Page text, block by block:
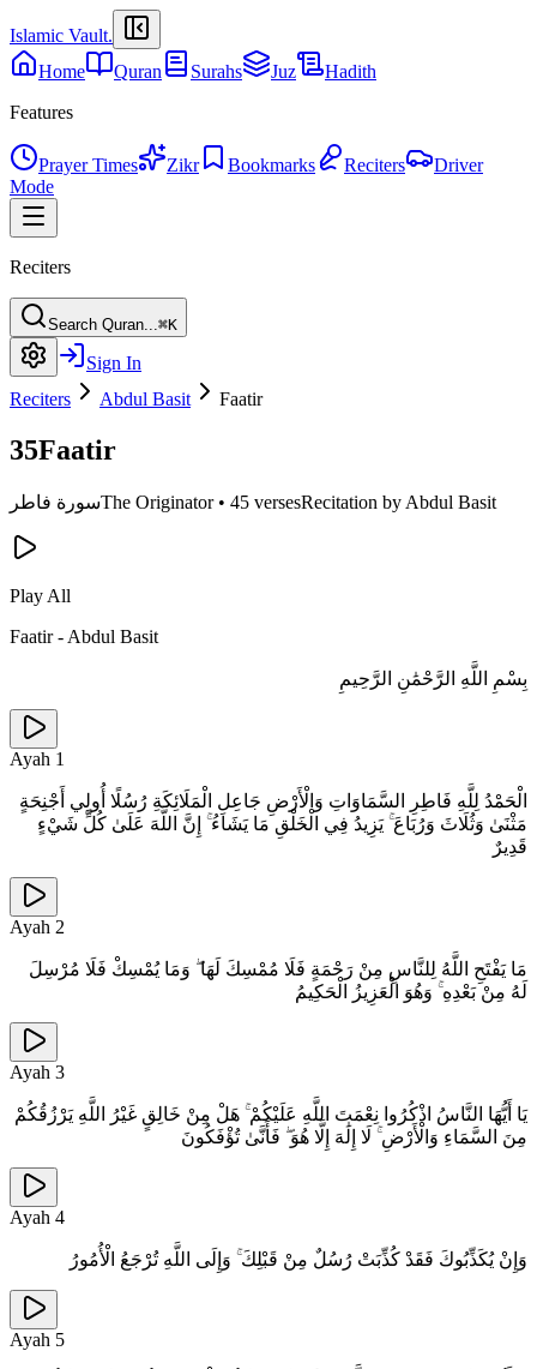
Islamic Vault.
Home
Quran Surahs Juz
Hadith
Features
Prayer Times Zikr Bookmarks Reciters
Driver
Mode
Reciters
Search Quran...⌘K
Sign In
Reciters
Abdul Basit Faatir
35Faatir
سورة فاطرThe Originator• 45 versesRecitation by Abdul Basit
Play All
Faatir- Abdul Basit
بِسْمِ اللَّهِ الرَّحْمَٰنِ الرَّحِيمِ
Ayah 1
الْحَمْدُ لِلَّهِ فَاطِرِ السَّمَاوَاتِ وَالْأَرْضِ جَاعِلِ الْمَلَائِكَةِ رُسُلًا أُولِي أَجْنِحَةٍ
مَثْنَىٰ وَثُلَاثَ وَرُبَاعَ ۚ يَزِيدُ فِي الْخَلْقِ مَا يَشَاءُ ۚ إِنَّ اللَّهَ عَلَىٰ كُلِّ شَيْءٍ
قَدِيرٌ
Ayah 2
مَا يَفْتَحِ اللَّهُ لِلنَّاسِ مِنْ رَحْمَةٍ فَلَا مُمْسِكَ لَهَا ۖ وَمَا يُمْسِكْ فَلَا مُرْسِلَ
لَهُ مِنْ بَعْدِهِ ۚ وَهُوَ الْعَزِيزُ الْحَكِيمُ
Ayah 3
يَا أَيُّهَا النَّاسُ اذْكُرُوا نِعْمَتَ اللَّهِ عَلَيْكُمْ ۚ هَلْ مِنْ خَالِقٍ غَيْرُ اللَّهِ يَرْزُقُكُمْ
مِنَ السَّمَاءِ وَالْأَرْضِ ۚ لَا إِلَٰهَ إِلَّا هُوَ ۖ فَأَنَّىٰ تُؤْفَكُونَ
Ayah 4
وَإِنْ يُكَذِّبُوكَ فَقَدْ كُذِّبَتْ رُسُلٌ مِنْ قَبْلِكَ ۚ وَإِلَى اللَّهِ تُرْجَعُ الْأُمُورُ
Ayah 5